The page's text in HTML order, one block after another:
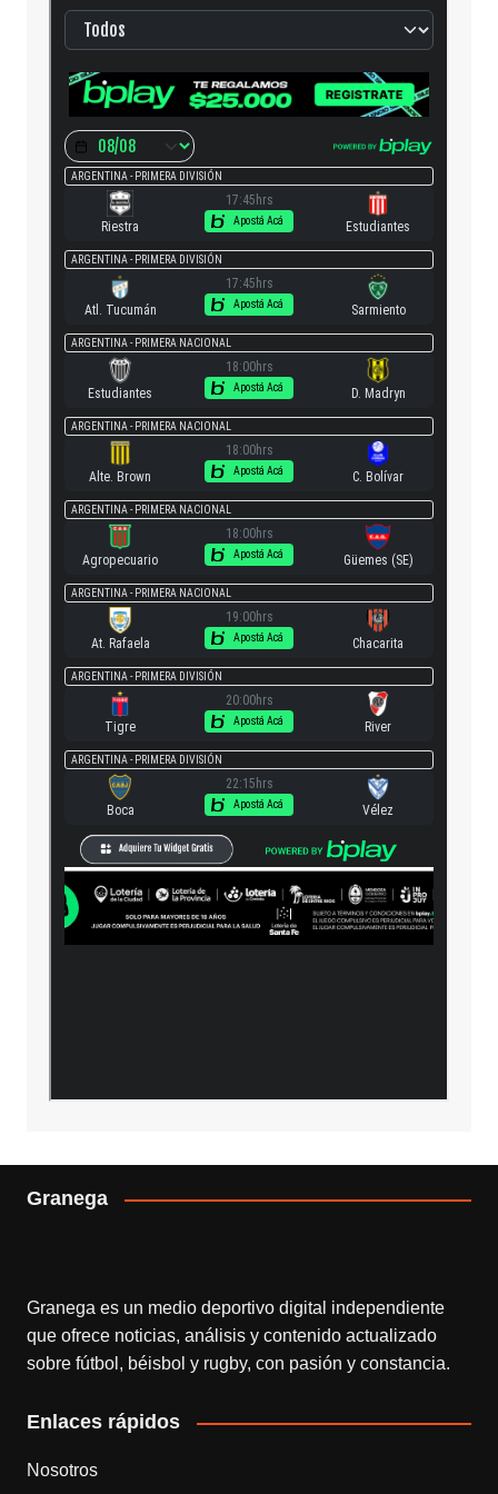
Granega
Granega es un medio deportivo digital independiente
que ofrece noticias, análisis y contenido actualizado
sobre fútbol, béisbol y rugby, con pasión y constancia.
Enlaces rápidos
Nosotros